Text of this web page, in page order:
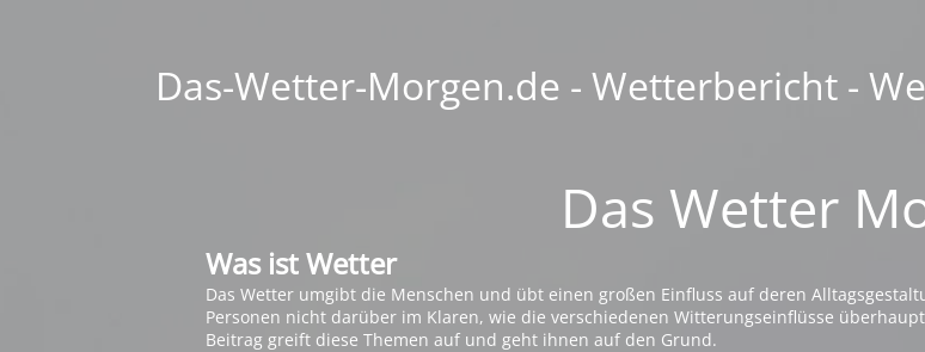
Das-Wetter-Morgen.de - Wetterbericht -
Das Wetter
Was ist Wetter
Das Wetter umgibt die Menschen und übt einen großen Einfluss auf deren
Personen nicht darüber im Klaren, wie die verschiedenen Witterungseinflüsse
Beitrag greift diese Themen auf und geht ihnen auf den Grund.